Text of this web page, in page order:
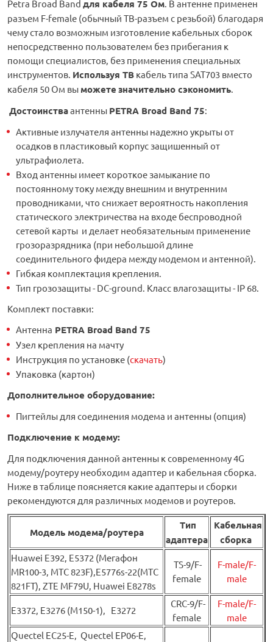
Petra Broad Band для кабеля 75 Ом. В антенне применен
разъем F-female (обычный ТВ-разъем с резьбой) благодаря
чему стало возможным изготовление кабельных сборок
непосредственно пользователем без прибегания к
помощи специалистов, без применения специальных
инструментов. Используя ТВ кабель типа SAT703 вместо
кабеля 50 Ом вы можете значительно сэкономить.
Достоинстваантенны PETRA Broad Band 75:
Активные излучателя антенны надежно укрыты от
осадков в пластиковый корпус защишенный от
ультрафиолета.
Вход антенны имеет короткое замыкание по
постоянному току между внешним и внутренним
проводниками, что снижает вероятность накопления
статического электричества на входе беспроводной
сетевой карты и делает необязательным применение
грозоразрядника (при небольшой длине
соединительного фидера между модемом и антенной).
Гибкая комплектация крепления.
Тип грозозащиты - DC-ground. Класс влагозащиты - IP 68.
Комплект поставки:
Антенна PETRA Broad Band 75
Узел крепления на мачту
Инструкция по установке (скачать)
Упаковка (картон)
Дополнительное оборудование:
Пигтейлы для соединения модема и антенны (опция)
Подключение к модему:
Для подключения данной антенны к современному 4G
модему/роутеру необходим адаптер и кабельная сборка.
Ниже в таблице поясняется какие адаптеры и сборки
рекомендуются для различных модемов и роутеров.
Модель модема/роутера
Тип
адаптера
Кабельная
сборка
Huawei Е392, E5372 (Мегафон
MR100-3, МТС 823F),E5776s-22(МТС
821FT), ZTE MF79U, Huawei E8278s
TS-9/F-
female
F-male/F-
male
E3372, E3276 (М150-1), E3272
CRC-9/F-
female
F-male/F-
male
Quectel EC25-E, Quectel EP06-E,